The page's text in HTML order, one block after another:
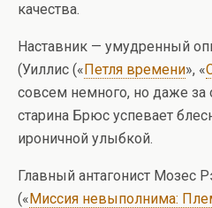
качества.
Наставник — умудренный
(Уиллис («Петля времени», «
совсем немного, но даже
старина Брюс успевает
ироничной улыбкой.
Главный антагонист Мозес
(«Миссия невыполнима: